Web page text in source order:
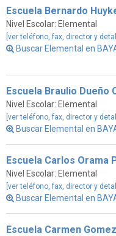
Escuela Bernardo
Nivel Escolar: Elemental
[ver teléfono, fax, director y
Buscar Elemental en
Escuela Braulio Dueño
Nivel Escolar: Elemental
[ver teléfono, fax, director y
Buscar Elemental en
Escuela Carlos Orama
Nivel Escolar: Elemental
[ver teléfono, fax, director y
Buscar Elemental en
Escuela Carmen